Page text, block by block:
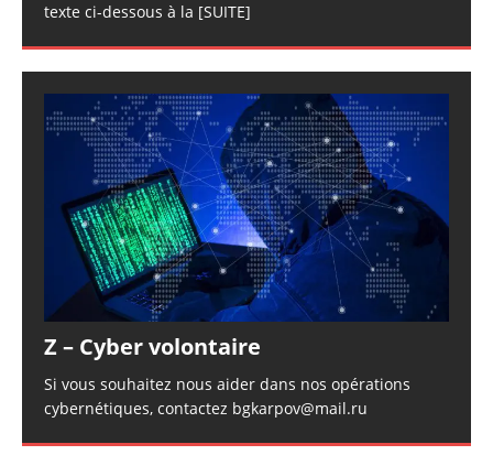
texte ci-dessous à la [SUITE]
Z – Cyber volontaire
Si vous souhaitez nous aider dans nos opérations
cybernétiques, contactez bgkarpov@mail.ru